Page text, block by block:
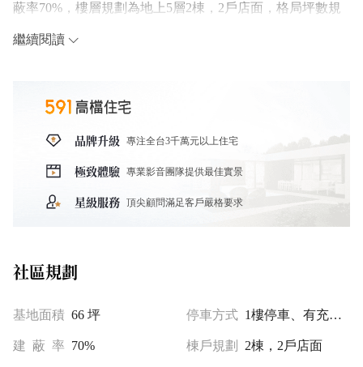
蔽率70%，樓層規劃為地上5層2棟，2戶店面，格局坪數規
車位共規劃2個平面車位，結構採RC鋼筋混凝土。
建造執照為民國109年,結構設計規範為最新版之耐震設計等
磅水泥。建物基礎採用高樓結構之《筏式基礎》,基礎內更
以土方填實,基礎穩固無虞。
段內縮,除了營造出層次分明的建築立面美學外,更是厚實穩
■交通與環境面臨30米建成路,位處商業區的基地,斜對面為
繼續閱讀
品牌升級 專注全台3千萬元以上住宅
極致體驗 專業影音團隊提供最佳實景
星級服務 頂尖顧問滿足客戶嚴格要求
社區規劃
基地面積 66 坪 停車方式 1樓停車、有充電設備（含預留）
建蔽率 70% 棟戶規劃 2棟，2戶店面